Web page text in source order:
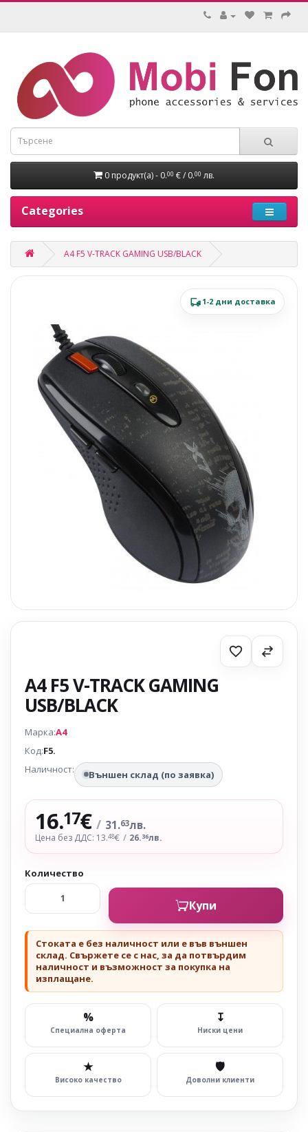
0 продукт(а) - 0.00 € / 0.00 лв.
Categories
A4 F5 V-TRACK GAMING USB/BLACK
1-2 дни доставка
A4 F5 V-TRACK GAMING
USB/BLACK
Марка:A4
Код:F5.
Наличност:
Външен склад (по заявка)
16.17€ / 31.63лв.
Цена без ДДС: 13.48€ / 26.36лв.
Количество
Купи
Стоката е без наличност или е във външен
склад. Свържете се с нас, за да потвърдим
наличност и възможност за покупка на
изплащане.
%
Специална оферта
↧
Ниски цени
★
Високо качество
🛡
Доволни клиенти